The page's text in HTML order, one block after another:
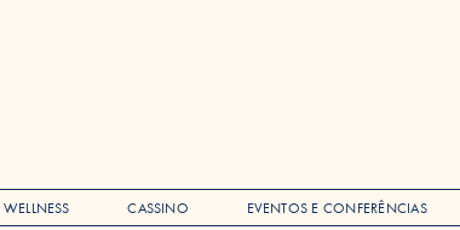
WELLNESS CASSINO EVENTOS E CONFERÊNCIAS